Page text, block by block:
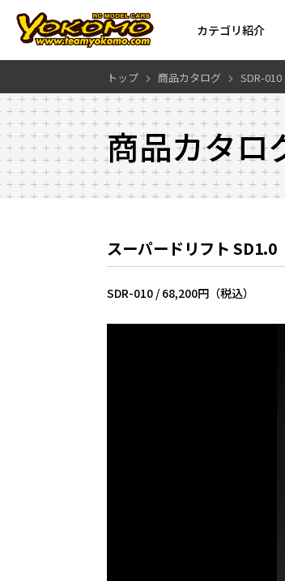
カテゴリ紹介
トップ 商品カタログ SDR-010
商品カタロ
スーパードリフト SD1.0
SDR-010 / 68,200円（税込）